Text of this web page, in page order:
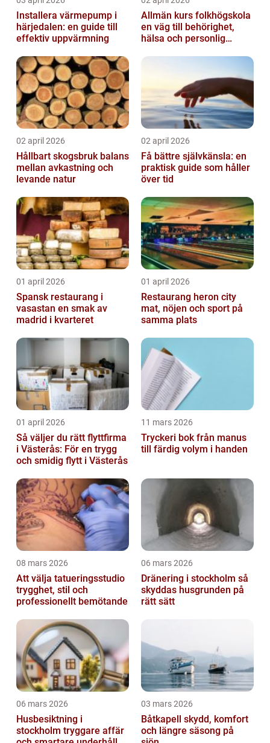
Installera värmepump i
härjedalen: en guide till
effektiv uppvärmning
Allmän kurs folkhögskola
en väg till behörighet,
hälsa och personlig
02 april 2026
Hållbart skogsbruk balans
mellan avkastning och
levande natur
02 april 2026
Få bättre självkänsla: en
praktisk guide som håller
över tid
01 april 2026
Spansk restaurang i
vasastan en smak av
madrid i kvarteret
01 april 2026
Restaurang heron city
mat, nöjen och sport på
samma plats
01 april 2026
Så väljer du rätt flyttfirma
i Västerås: För en trygg
och smidig flytt i Västerås
11 mars 2026
Tryckeri bok från manus
till färdig volym i handen
08 mars 2026
Att välja tatueringsstudio
trygghet, stil och
professionellt bemötande
06 mars 2026
Dränering i stockholm så
skyddas husgrunden på
rätt sätt
06 mars 2026
Husbesiktning i
stockholm tryggare affär
03 mars 2026
Båtkapell skydd, komfort
och längre säsong på